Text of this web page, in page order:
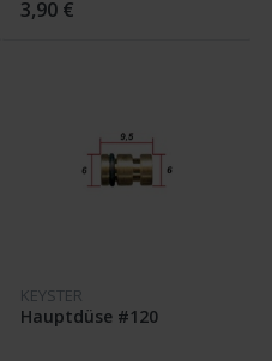
3,90 €
KEYSTER
Hauptdüse #120